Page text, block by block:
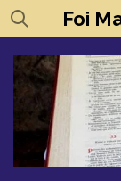
Passer
au
contenu
principal
Foi